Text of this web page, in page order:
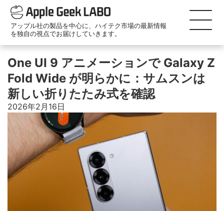
アップル社の製品を中心に、ハイテク市場の最新情報
を独自の視点でお届けしていきます。
One UI 9 アニメーションで Galaxy Z
Fold Wide が明らかに：サムスンは
新しい折りたたみ式を確認
2026年2月16日